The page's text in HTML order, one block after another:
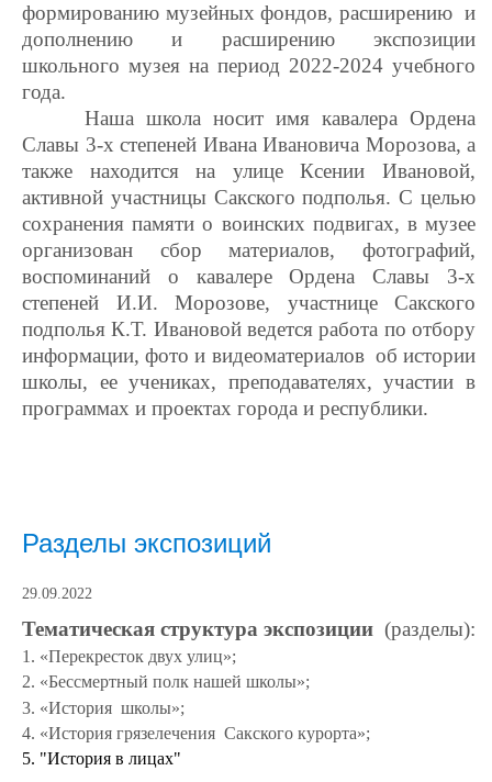
формированию музейных фондов, расширению и
дополнению и расширению экспозиции
школьного музея на период 2022-2024 учебного
года.
Наша школа носит имя кавалера Ордена
Славы 3-х степеней Ивана Ивановича Морозова, а
также находится на улице Ксении Ивановой,
активной участницы Сакского подполья. С целью
сохранения памяти о воинских подвигах, в музее
организован сбор материалов, фотографий,
воспоминаний о кавалере Ордена Славы 3-х
степеней И.И. Морозове, участнице Сакского
подполья К.Т. Ивановой ведется работа по отбору
информации, фото и видеоматериалов об истории
школы, ее учениках, преподавателях, участии в
программах и проектах города и республики.
Разделы экспозиций
29.09.2022
Тематическая структура экспозиции (разделы):
1. «Перекресток двух улиц»;
2. «Бессмертный полк нашей школы»;
3. «История школы»;
4. «История грязелечения Сакского курорта»;
5. "История в лицах"